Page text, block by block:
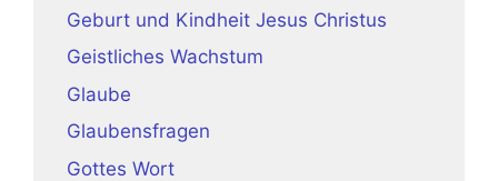
Geburt und Kindheit Jesus Christus
Geistliches Wachstum
Glaube
Glaubensfragen
Gottes Wort